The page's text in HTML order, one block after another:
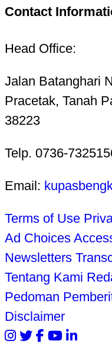
Contact
Head Office:
Jalan Batanghari
Pracetak, Tanah
38223
Telp. 0736-
Email:
Terms of Use
Ad Choices
Newsletters
Tentang Kami
Pedoman
Disclaimer